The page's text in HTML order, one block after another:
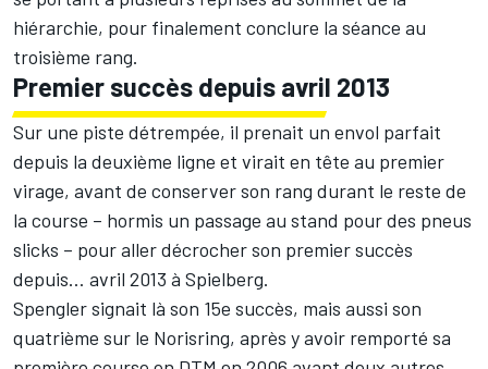
hiérarchie, pour finalement conclure la séance au
troisième rang.
Premier succès depuis avril 2013
Sur une piste détrempée, il prenait un envol parfait
depuis la deuxième ligne et virait en tête au premier
virage, avant de conserver son rang durant le reste de
la course – hormis un passage au stand pour des pneus
slicks – pour aller décrocher son premier succès
depuis… avril 2013 à Spielberg.
Spengler signait là son 15e succès, mais aussi son
quatrième sur le Norisring, après y avoir remporté sa